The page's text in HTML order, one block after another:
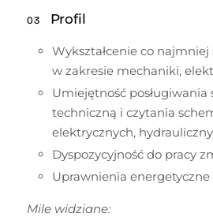
03 Profil
Wykształcenie co
w zakresie mechaniki,
Umiejętność
techniczną i czytania
elektrycznych,
Dyspozycyjność do pracy
Uprawnienia energetyczne
Mile widziane: